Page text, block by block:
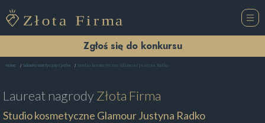
Zgłoś się do konkursu
Home Salon Kosmetyczny Cyców Studio kosmetyczne Glamour Justyna Radko
Laureat nagrodyZłota Firma
Studio kosmetyczne Glamour Justyna Radko